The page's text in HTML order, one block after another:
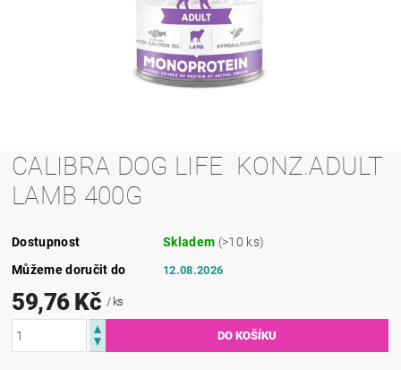
CALIBRA DOG LIFE KONZ.ADULT
LAMB 400G
Dostupnost Skladem (>10 ks)
Můžeme doručit do
12.08.2026
59,76 Kč / ks